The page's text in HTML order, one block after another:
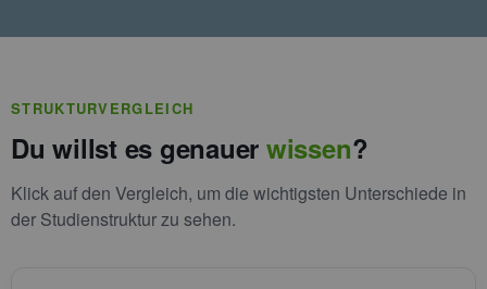
STRUKTURVERGLEICH
Du willst es genauer wissen?
Klick auf den Vergleich, um die wichtigsten Unterschiede in
der Studienstruktur zu sehen.